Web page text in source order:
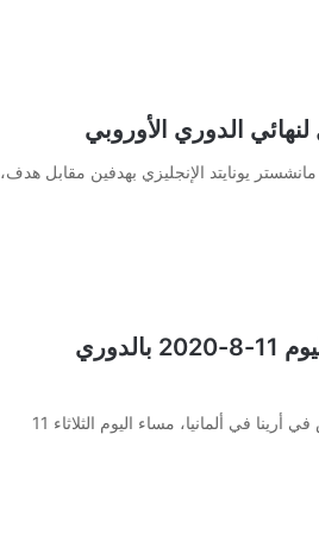
لنهائي الدوري الأوروبي
يونايتد الإنجليزي بهدفين مقابل هدف،
موعد مباراة إشبيلية وولفرهامبتون اليوم 11-8-2020 بالدوري
يواجه إشبيلية نظيره ولفرهامبتون على ملعب ام اس في أرينا في ألمانيا، مساء اليوم الثلاثاء 11